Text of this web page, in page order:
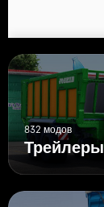
832 модов
Трейлеры